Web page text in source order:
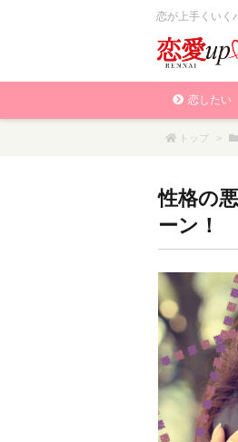
恋が上手くいく
恋したい
トップ >
性格の
ーン！